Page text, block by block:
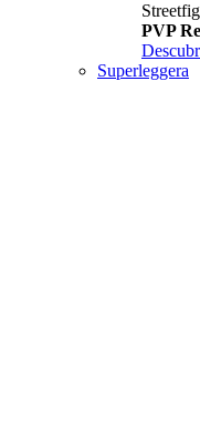
PVP
Superleggera